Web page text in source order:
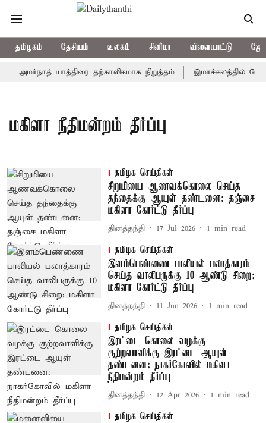
தமிழகம் தேசியம் உலகம் சினிமா விளையாட்டு
அமர்நாத் யாத்திரை தற்காலிகமாக நிறுத்தம் இமாச்சலத்தில்
மகிளா நீதிமன்றம் தீர்ப்பு
தமிழக செய்திகள்
சிறுமியை ஆணவக்கொலை செய்த
தந்தைக்கு ஆயுள் தண்டனை: தஞ்சை
மகிளா கோர்ட்டு தீர்ப்பு
தினத்தந்தி 17 Jul 2026 1 min read
தமிழக செய்திகள்
இளம்பெண்ணை பாலியல் பலாத்காரம்
செய்த வாலிபருக்கு 10 ஆண்டு சிறை:
மகிளா கோர்ட்டு தீர்ப்பு
தினத்தந்தி 11 Jun 2026 1 min read
தமிழக செய்திகள்
இரட்டை கொலை வழக்கு
குற்றவாளிக்கு இரட்டை ஆயுள்
தண்டனை: நாகர்கோவில் மகிளா
நீதிமன்றம் தீர்ப்பு
தினத்தந்தி 12 Apr 2026 1 min read
தமிழக செய்திகள்